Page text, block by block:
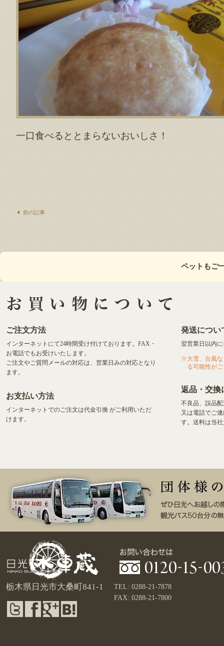
一口食べるととまらないおいしさ！
前の記事
ペットもご
ご注文方法
インターネットにて24時間受け付けております。FAX・
お電話でもお受けいたします。
ご注文やご質問メールの対応は、営業日みの対応となり
ます。
お支払い方法
インターネットでのご注文は代金引換 がご利用いただ
けます。
発送につい
翌営業日以内
大雪、台風
る可能性が
返品・交換
不良品、誤品
又は電話でご
す。送料は当
栃木県日光市大桑町841-1
TEL: 0288-21-7878
FAX: 0288-21-7800